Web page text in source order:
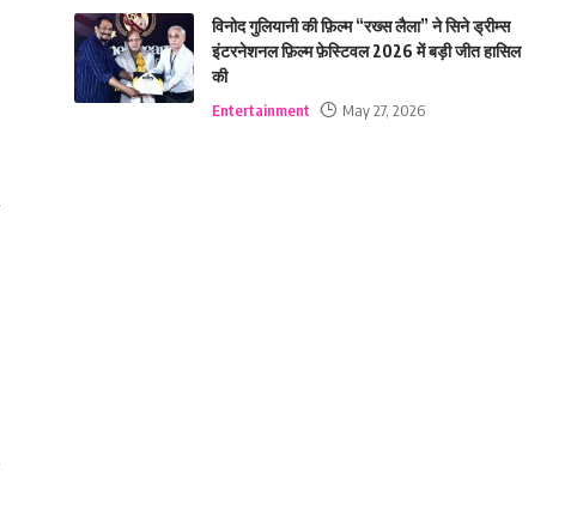
विनोद गुलियानी की फ़िल्म “रख्स लैला” ने सिने ड्रीम्स
इंटरनेशनल फ़िल्म फ़ेस्टिवल 2026 में बड़ी जीत हासिल
की
Entertainment May 27, 2026